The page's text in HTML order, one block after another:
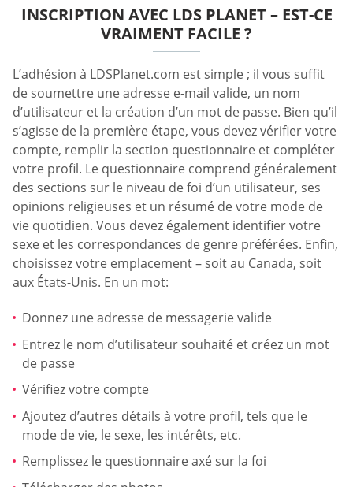
INSCRIPTION AVEC LDS PLANET – EST-CE
VRAIMENT FACILE ?
L’adhésion à LDSPlanet.com est simple ; il vous suffit
de soumettre une adresse e-mail valide, un nom
d’utilisateur et la création d’un mot de passe. Bien qu’il
s’agisse de la première étape, vous devez vérifier votre
compte, remplir la section questionnaire et compléter
votre profil. Le questionnaire comprend généralement
des sections sur le niveau de foi d’un utilisateur, ses
opinions religieuses et un résumé de votre mode de
vie quotidien. Vous devez également identifier votre
sexe et les correspondances de genre préférées. Enfin,
choisissez votre emplacement – soit au Canada, soit
aux États-Unis. En un mot:
Donnez une adresse de messagerie valide
Entrez le nom d’utilisateur souhaité et créez un mot
de passe
Vérifiez votre compte
Ajoutez d’autres détails à votre profil, tels que le
mode de vie, le sexe, les intérêts, etc.
Remplissez le questionnaire axé sur la foi